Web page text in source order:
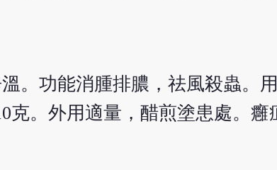
。功能消腫排膿，祛風殺蟲。
克。外用適量，醋煎塗患處。癰